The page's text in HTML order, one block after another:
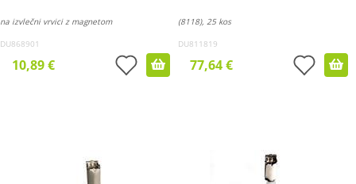
na izvlečni vrvici z magnetom
DU868901
10,89 €
(8118), 25 kos
DU811819
77,64 €